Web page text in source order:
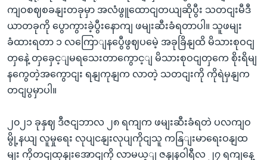
ကျဝစဈစခနျးတခုမှာ အလံဖွူထောငျတယျဆိုပွီး သတငျးမီဒီ
ယာတခုကို ပွောကွားခဲ့ပွီးနောကျ ဖမျးဆီးခံရတာပါ။ သူဖမျး
ခံထားရတာ ၁ လကြောျနပွေီဖွဈပမေဲ့ အခုခြိနျထိ မိသားစုဝငျ
တှနေဲ့ တှခှေင့ျမရသေးတာကွောင့ျ မိသားစုဝငျတှကေ စိုးရိမျ
နကွေတဲ့အကွောငျး ရနျကုနျက လာတဲ့ သတငျးကို ကိုရဲမှနျက
တငျပွမှာပါ။
၂၀၂၁ ခုနှဈ ဒီဇငျဘာလ ၂၈ ရကျက ဖမျးဆီးခံရတဲ ပလကျဝ
မွို့နယျ လူမှုရေး လုပျငနျးလုပျကိုငျသူ ကနြျးမာရေးဝနျထ
မျး ကိုတငျထှနျးအောငျကို လာမယ့ျ ဇနျနဝါရီလ ၂၇ ရကျနေ့